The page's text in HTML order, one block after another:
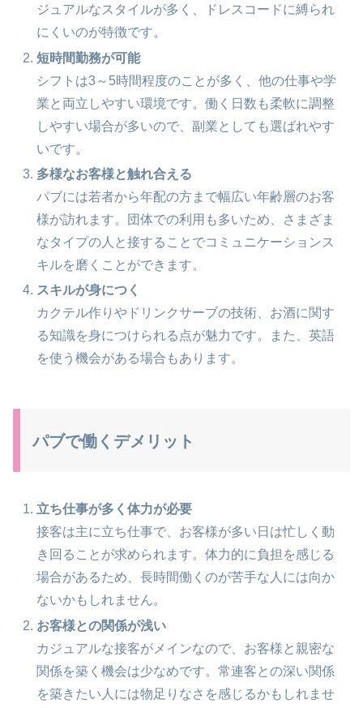
ジュアルなスタイルが多く、ドレスコードに縛られ
にくいのが特徴です。
短時間勤務が可能
シフトは3～5時間程度のことが多く、他の仕事や学
業と両立しやすい環境です。働く日数も柔軟に調整
しやすい場合が多いので、副業としても選ばれやす
いです。
多様なお客様と触れ合える
パブには若者から年配の方まで幅広い年齢層のお客
様が訪れます。団体での利用も多いため、さまざま
なタイプの人と接することでコミュニケーションス
キルを磨くことができます。
スキルが身につく
カクテル作りやドリンクサーブの技術、お酒に関す
る知識を身につけられる点が魅力です。また、英語
を使う機会がある場合もあります。
パブで働くデメリット
立ち仕事が多く体力が必要
接客は主に立ち仕事で、お客様が多い日は忙しく動
き回ることが求められます。体力的に負担を感じる
場合があるため、長時間働くのが苦手な人には向か
ないかもしれません。
お客様との関係が浅い
カジュアルな接客がメインなので、お客様と親密な
関係を築く機会は少なめです。常連客との深い関係
を築きたい人には物足りなさを感じるかもしれませ